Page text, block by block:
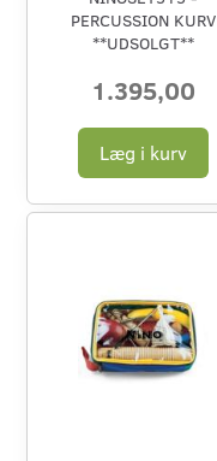
PERCUSSION KURV
**UDSOLGT**
1.395,00
Læg i kurv